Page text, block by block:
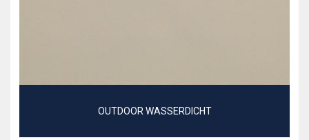
OUTDOOR WASSERDICHT